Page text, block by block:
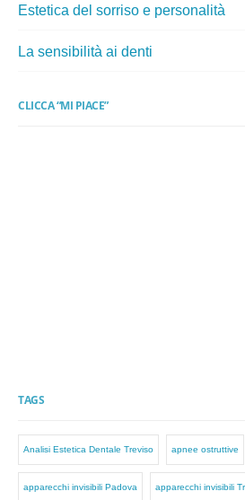
Estetica del sorriso e personalità
La sensibilità ai denti
CLICCA “MI PIACE”
TAGS
Analisi Estetica Dentale Treviso apnee ostruttive
apparecchi invisibili Padova apparecchi invisibili